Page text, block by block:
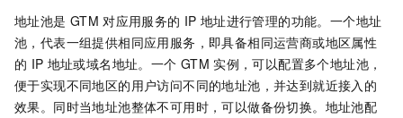
地址池是 GTM 对应用服务的 IP 地址进行管理的功能。一个地址
池，代表一组提供相同应用服务，即具备相同运营商或地区属性
的 IP 地址或域名地址。一个 GTM 实例，可以配置多个地址池，
便于实现不同地区的用户访问不同的地址池，并达到就近接入的
效果。同时当地址池整体不可用时，可以做备份切换。地址池配